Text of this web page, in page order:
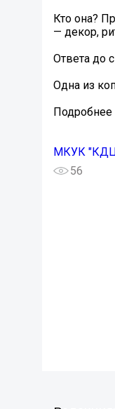
Кто она?
— декор,
Ответа до
Одна из
Подробнее
МКУК
56